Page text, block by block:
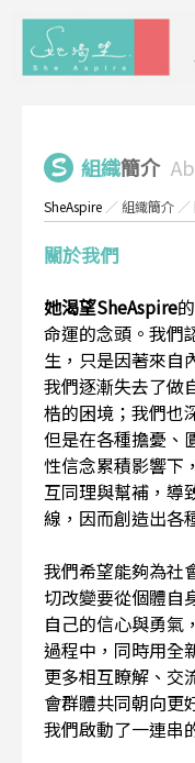
組織簡介
SheAspire ／組織簡介 ／
關於我們
她渴望SheAspire
命運的念頭。我們
生，只是因著來自
我們逐漸失去了做
梏的困境；我們也
但是在各種擔憂、
性信念累積影響下
互同理與幫補，導
線，因而創造出各
我們希望能夠為社
切改變要從個體自
自己的信心與勇氣
過程中，同時用全
更多相互瞭解、交
會群體共同朝向更
我們啟動了一連串